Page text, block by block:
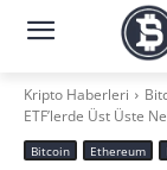
Kripto Haberleri
ETF’lerde Üst Üste
Bitcoin Ethereum